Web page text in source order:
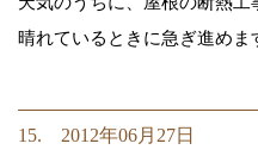
晴れているときに急ぎ進めま
15. 2012年06月27日